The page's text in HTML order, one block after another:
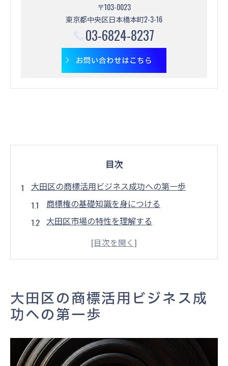
〒103-0023
東京都中央区日本橋本町2-3-16
03-6824-8237
お問い合わせはこちら
目次
大田区の商標活用ビジネス成功への第一歩
商標権の基礎知識を身につける
大田区市場の特性を理解する
市場調査を通じた商標ニーズの発見
大田区での商標権の法的保護
地域特性を活かした効果的な商標戦略の秘訣
地域文化を反映した商標デザインの考案
地元産業に根ざしたブランド構築方法
大田区の流行を取り入れた商標づくり
大田区の商標活用ビジネス成
功への第一歩